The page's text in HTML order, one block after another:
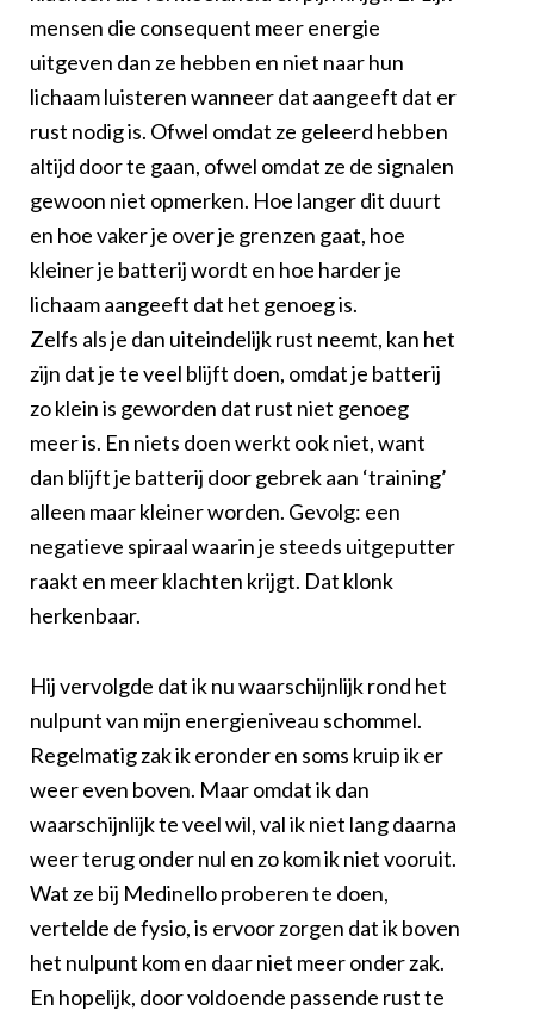
mensen die consequent meer energie
uitgeven dan ze hebben en niet naar hun
lichaam luisteren wanneer dat aangeeft dat er
rust nodig is. Ofwel omdat ze geleerd hebben
altijd door te gaan, ofwel omdat ze de signalen
gewoon niet opmerken. Hoe langer dit duurt
en hoe vaker je over je grenzen gaat, hoe
kleiner je batterij wordt en hoe harder je
lichaam aangeeft dat het genoeg is.
Zelfs als je dan uiteindelijk rust neemt, kan het
zijn dat je te veel blijft doen, omdat je batterij
zo klein is geworden dat rust niet genoeg
meer is. En niets doen werkt ook niet, want
dan blijft je batterij door gebrek aan ‘training’
alleen maar kleiner worden. Gevolg: een
negatieve spiraal waarin je steeds uitgeputter
raakt en meer klachten krijgt. Dat klonk
herkenbaar.
Hij vervolgde dat ik nu waarschijnlijk rond het
nulpunt van mijn energieniveau schommel.
Regelmatig zak ik eronder en soms kruip ik er
weer even boven. Maar omdat ik dan
waarschijnlijk te veel wil, val ik niet lang daarna
weer terug onder nul en zo kom ik niet vooruit.
Wat ze bij Medinello proberen te doen,
vertelde de fysio, is ervoor zorgen dat ik boven
het nulpunt kom en daar niet meer onder zak.
En hopelijk, door voldoende passende rust te